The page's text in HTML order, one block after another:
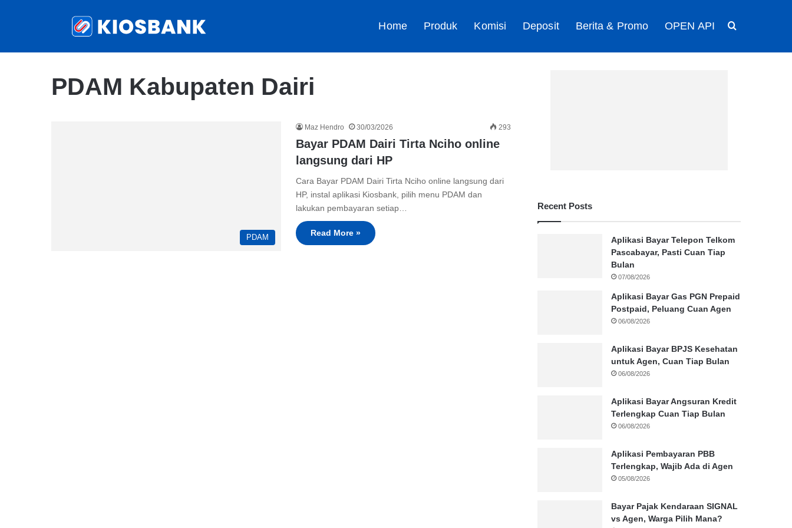
Home Produk Komisi Deposit Berita & Promo OPEN API
PDAM Kabupaten Dairi
PDAM
Maz Hendro 30/03/2026 293
Bayar PDAM Dairi Tirta Nciho online
langsung dari HP
Cara Bayar PDAM Dairi Tirta Nciho online langsung dari
HP, instal aplikasi Kiosbank, pilih menu PDAM dan
lakukan pembayaran setiap…
Read More »
Recent Posts
Aplikasi Bayar Telepon Telkom
Pascabayar, Pasti Cuan Tiap
Bulan
07/08/2026
Aplikasi Bayar Gas PGN Prepaid
Postpaid, Peluang Cuan Agen
06/08/2026
Aplikasi Bayar BPJS Kesehatan
untuk Agen, Cuan Tiap Bulan
06/08/2026
Aplikasi Bayar Angsuran Kredit
Terlengkap Cuan Tiap Bulan
06/08/2026
Aplikasi Pembayaran PBB
Terlengkap, Wajib Ada di Agen
05/08/2026
Bayar Pajak Kendaraan SIGNAL
vs Agen, Warga Pilih Mana?